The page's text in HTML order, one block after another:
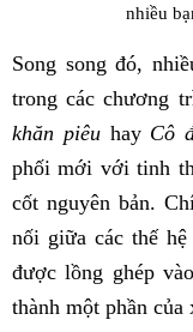
nhiều
Song song đó,
trong các chương
khăn piêuhay Cô
phối mới với tinh
cốt nguyên bản.
nối giữa các thế
được lồng ghép
thành một phần